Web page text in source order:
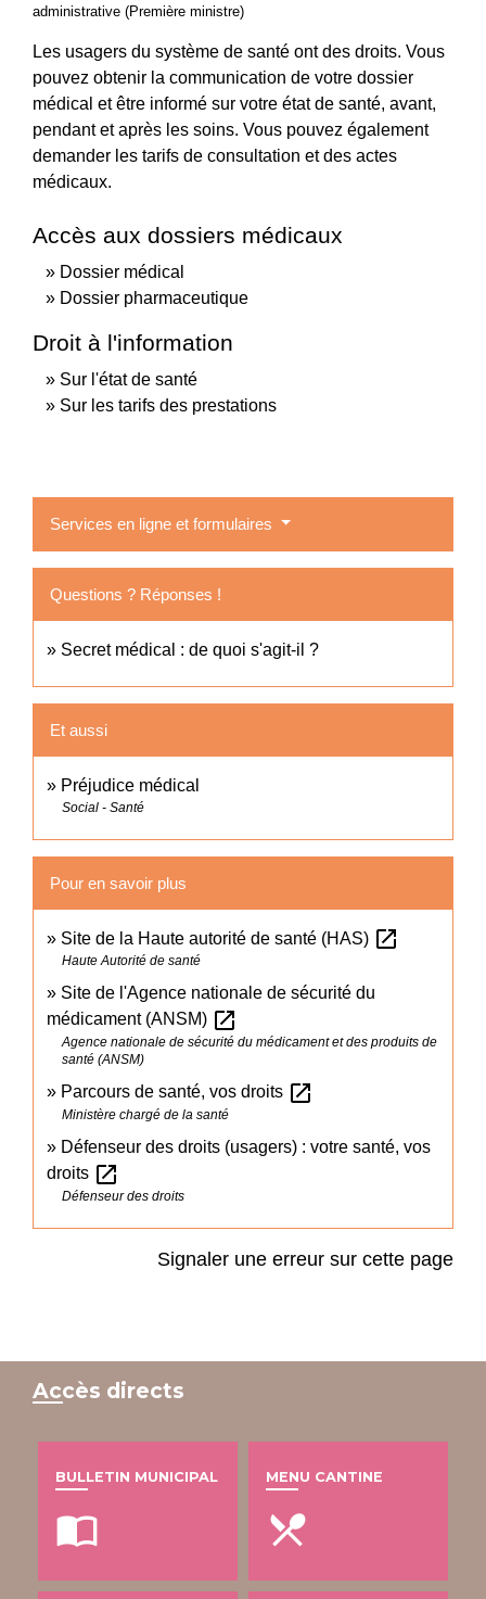
administrative (Première ministre)
Les usagers du système de santé ont des droits. Vous
pouvez obtenir la communication de votre dossier
médical et être informé sur votre état de santé, avant,
pendant et après les soins. Vous pouvez également
demander les tarifs de consultation et des actes
médicaux.
Accès aux dossiers médicaux
Dossier médical
Dossier pharmaceutique
Droit à l'information
Sur l'état de santé
Sur les tarifs des prestations
Services en ligne et formulaires
Questions ? Réponses !
Secret médical : de quoi s'agit-il ?
Et aussi
Préjudice médical
Social - Santé
Pour en savoir plus
Site de la Haute autorité de santé (HAS) open_in_new
Haute Autorité de santé
Site de l'Agence nationale de sécurité du
médicament (ANSM) open_in_new
Agence nationale de sécurité du médicament et des produits de
santé (ANSM)
Parcours de santé, vos droits open_in_new
Ministère chargé de la santé
Défenseur des droits (usagers) : votre santé, vos
droits open_in_new
Défenseur des droits
Signaler une erreur sur cette page
Accès directs
BULLETIN MUNICIPAL
import_contacts
MENU CANTINE
local_dining